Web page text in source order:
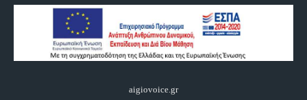
aigiovoice.gr